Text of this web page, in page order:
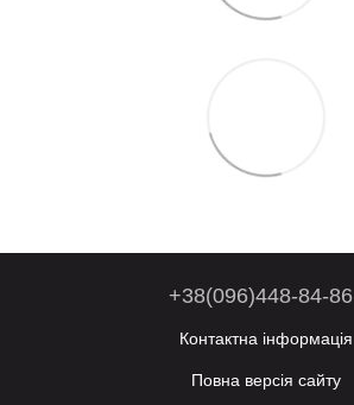
+38(096)448-84-86
Контактна інформація
Повна версія сайту